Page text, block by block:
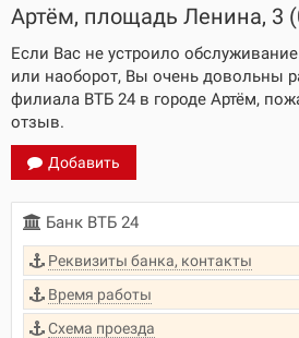
Артём, площадь Ленина, 3
Если Вас не устроило
или наоборот, Вы очень довольны
филиала ВТБ 24 в городе Артём,
отзыв.
Добавить
Банк ВТБ 24
Реквизиты банка, контакты
Время работы
Схема проезда